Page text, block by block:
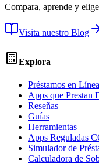
Compara, aprende y
Visita nuestro Blog
Explora
Préstamos en Línea
Apps que Prestan
Reseñas
Guías
Herramientas
Apps Reguladas
Simulador de
Calculadora de